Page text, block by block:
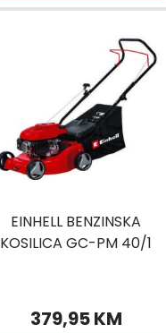
EINHELL BENZINSKA
KOSILICA GC-PM 40/1
379,95 KM